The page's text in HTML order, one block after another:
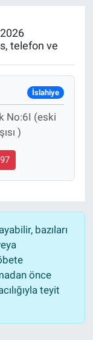
telefon ve
İslahiye
No:6I (eski
)
bazıları
önce
teyit